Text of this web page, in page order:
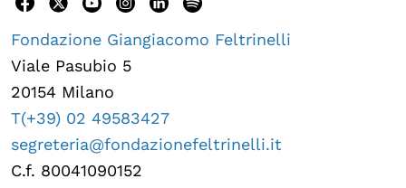
Fondazione Giangiacomo Feltrinelli
Viale Pasubio 5
20154 Milano
T(+39) 02 49583427
segreteria@fondazionefeltrinelli.it
C.f. 80041090152